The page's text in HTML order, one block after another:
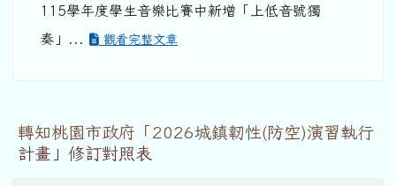
115學年度學生音樂比賽中新增「上低音號獨
奏」...
觀看完整文章
轉知桃園市政府「2026城鎮韌性(防空)演習執行
計畫」修訂對照表